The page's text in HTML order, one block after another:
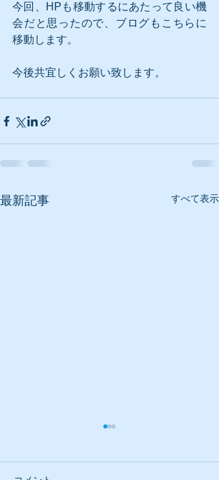
今回、HPも移動するにあたって良い機
会だと思ったので、ブログもこちらに
移動します。
今後共宜しくお願い致します。
最新記事 すべて表示